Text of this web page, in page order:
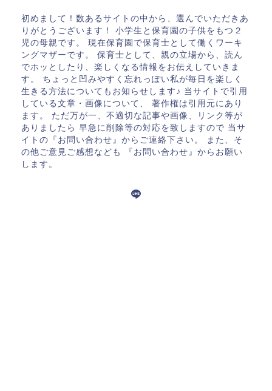
初めまして！数あるサイトの中から、選んでいただきあ
りがとうございます！ 小学生と保育園の子供をもつ２
児の母親です。 現在保育園で保育士として働くワーキ
ングマザーです。 保育士として、親の立場から、読ん
でホッとしたり、楽しくなる情報をお伝えしていきま
す。 ちょっと凹みやすく忘れっぽい私が毎日を楽しく
生きる方法についてもお知らせします♪ 当サイトで引用
している文章・画像について、 著作権は引用元にあり
ます。 ただ万が一、不適切な記事や画像、リンク等が
ありましたら 早急に削除等の対応を致しますので 当サ
イトの『お問い合わせ』からご連絡下さい。 また、そ
の他ご意見ご感想なども 『お問い合わせ』からお願い
します。